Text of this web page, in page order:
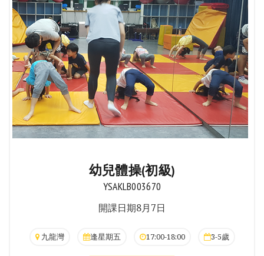
幼兒體操(初級)
YSAKLB003670
開課日期8月7日
九龍灣 逢星期五 17:00-18:00 3-5歲